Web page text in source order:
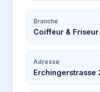
Branche
Coiffeur & Friseur
Adresse
Erchingerstrasse